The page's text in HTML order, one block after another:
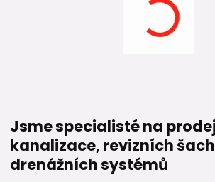
Jsme specialisté na
kanalizace, revizních
drenážních systémů